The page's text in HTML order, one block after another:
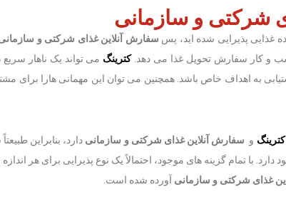
شرکتی و سازمانی
غذایی پذیرایی شده اید، پس سفارش آنلاین غذای شرکتی و
و کار سفارش تحویل غذا می دهد.کترینگ می تواند یک ناهار
به اهداف خاص باشد. همچنین می توان این مهمانی هارا برای
کترینگ و سفارش آنلاین غذای شرکتی و سازمانی دارد، بنابراین
دارد. با تمام گزینه های موجود، احتمالاً یک نوع پذیرایی برای هر
غذای شرکتی و سازمانی آورده شده است.